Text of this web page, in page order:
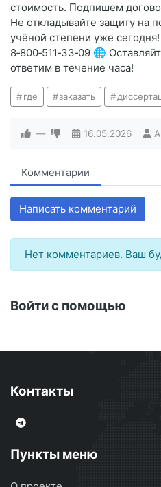
стоимость. Подпишем
Не откладывайте защиту на
учёной степени уже
8‑800‑511‑33‑09 🌐
ответим в течение часа!
где заказать
— 16.05.2026
Комментарии
Написать комментарий
Нет комментариев. Ваш
Войти с помощью
Контакты
Пункты меню